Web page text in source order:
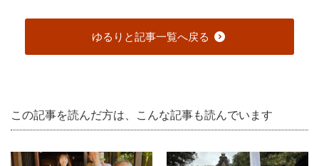
ゆるりと記事一覧へ戻る
この記事を読んだ方は、こんな記事も読んでいます